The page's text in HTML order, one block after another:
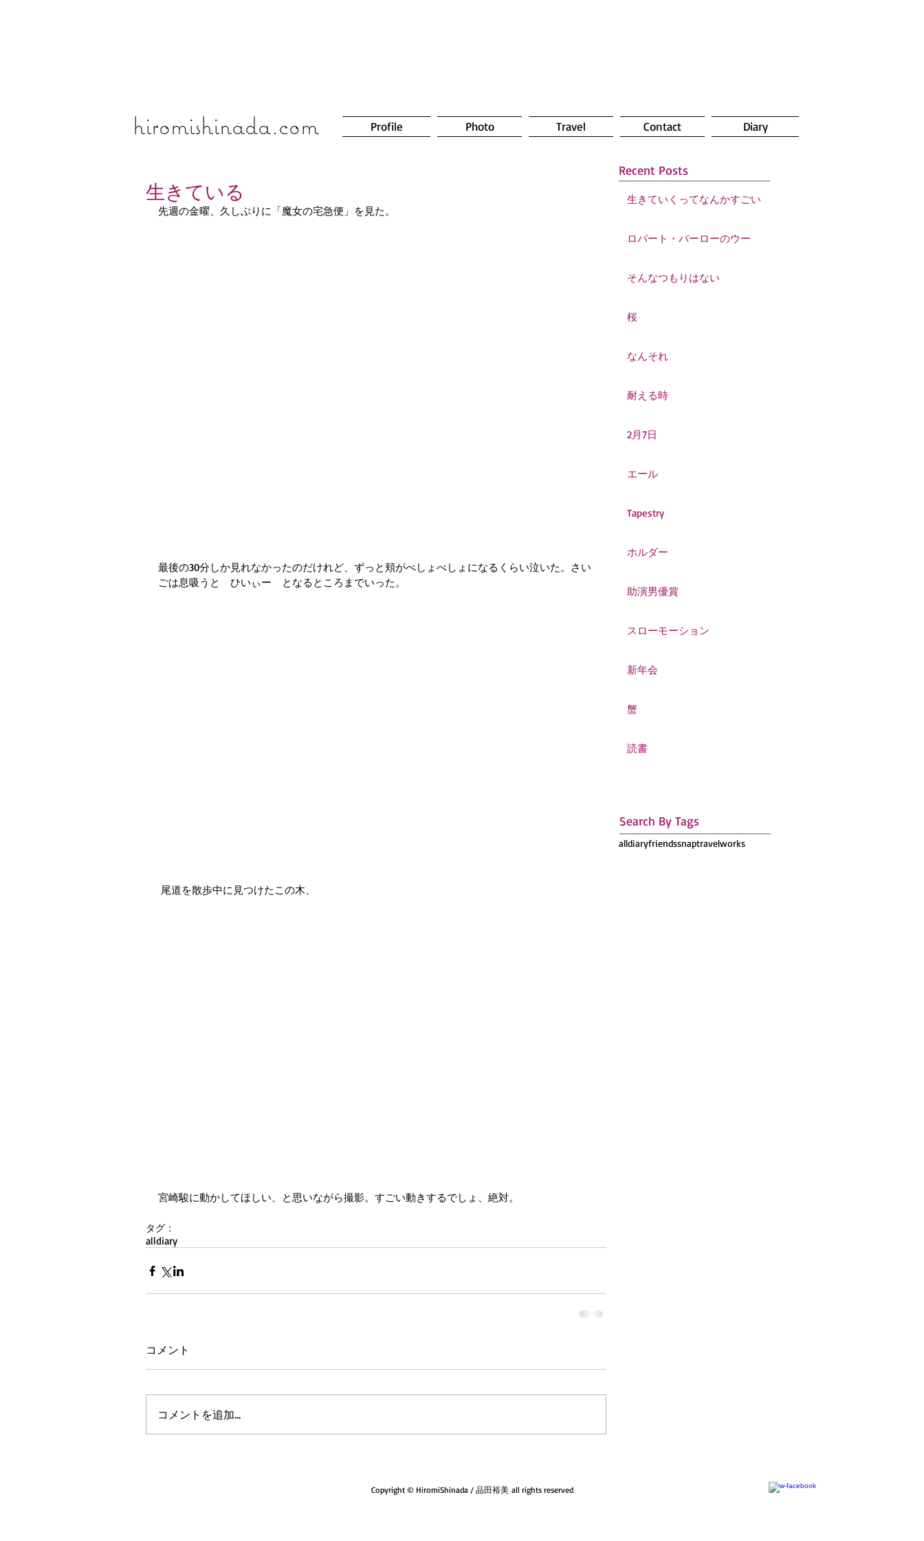
​​​​​​​hiromishinada.com Profile Photo Travel Contact Diary
生きている
先週の金曜、久しぶりに「魔女の宅急便」を見た。
最後の30分しか見れなかったのだけれど、ずっと頬がべしょべしょになるくらい泣いた。さい
ごは息吸うと　ひいぃー　となるところまでいった。
尾道を散歩中に見つけたこの木、
宮崎駿に動かしてほしい、と思いながら撮影。すごい動きするでしょ、絶対。
タグ：
alldiary
コメント
コメントを追加…
Recent Posts
生きていくってなんかすごい
ロバート・バーローのウー
そんなつもりはない
桜
なんそれ
耐える時
2月7日
エール
Tapestry
ホルダー
助演男優賞
スローモーション
新年会
蟹
読書
Search By Tags
alldiaryfriendssnaptravelworks
Copyright © HiromiShinada / 品田裕美 all rights reserved